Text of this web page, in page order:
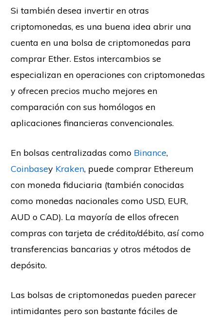
Si también desea invertir en otras
criptomonedas, es una buena idea abrir una
cuenta en una bolsa de criptomonedas para
comprar Ether. Estos intercambios se
especializan en operaciones con criptomonedas
y ofrecen precios mucho mejores en
comparación con sus homólogos en
aplicaciones financieras convencionales.
En bolsas centralizadas como Binance,
Coinbasey Kraken, puede comprar Ethereum
con moneda fiduciaria (también conocidas
como monedas nacionales como USD, EUR,
AUD o CAD). La mayoría de ellos ofrecen
compras con tarjeta de crédito/débito, así como
transferencias bancarias y otros métodos de
depósito.
Las bolsas de criptomonedas pueden parecer
intimidantes pero son bastante fáciles de